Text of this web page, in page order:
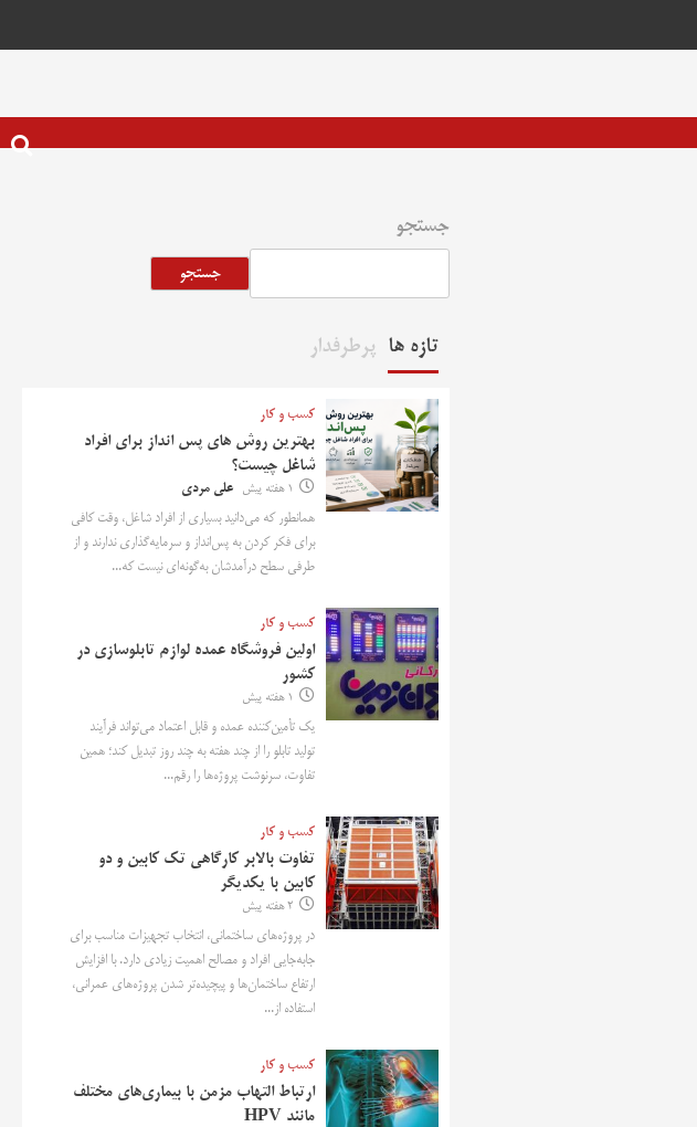
جستجو
جستجو
تازه ها پرطرفدار
کسب و کار
بهترین روش‌ های پس‌ انداز برای افراد
شاغل چیست؟
1 هفته پیش علی مردی
همانطور که می‌دانید بسیاری از افراد شاغل، وقت کافی
برای فکر کردن به پس‌انداز و سرمایه‌گذاری ندارند و از
طرفی سطح درآمدشان به‌گونه‌ای نیست که...
کسب و کار
اولین فروشگاه عمده لوازم تابلوسازی در
کشور
1 هفته پیش
یک تأمین‌کننده عمده و قابل اعتماد می‌تواند فرآیند
تولید تابلو را از چند هفته به چند روز تبدیل کند؛ همین
تفاوت، سرنوشت پروژه‌ها را رقم...
کسب و کار
تفاوت بالابر کارگاهی تک کابین و دو
کابین با یکدیگر
2 هفته پیش
در پروژه‌های ساختمانی، انتخاب تجهیزات مناسب برای
جابه‌جایی افراد و مصالح اهمیت زیادی دارد. با افزایش
ارتفاع ساختمان‌ها و پیچیده‌تر شدن پروژه‌های عمرانی،
استفاده از...
کسب و کار
ارتباط التهاب مزمن با بیماری‌های مختلف
مانند HPV